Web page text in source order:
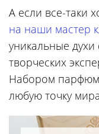
А если все-таки
на наши мастер
уникальные
творческих
Набором
любую точку